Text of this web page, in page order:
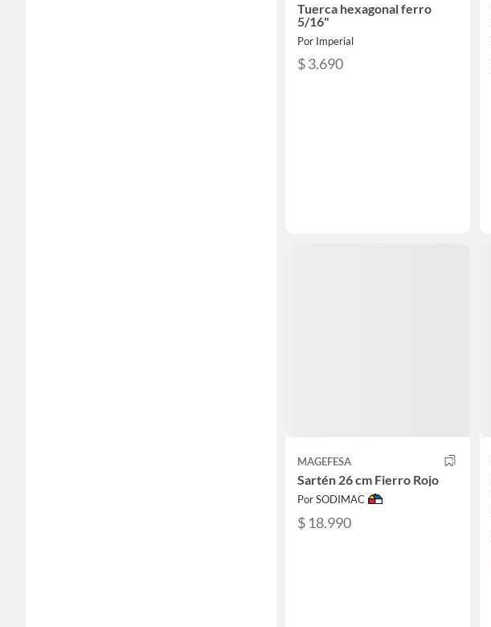
Tuerca hexagonal ferro
5/16"
Por Imperial
$ 3.690
MAGEFESA
Sartén 26 cm Fierro Rojo
Por SODIMAC
$ 18.990